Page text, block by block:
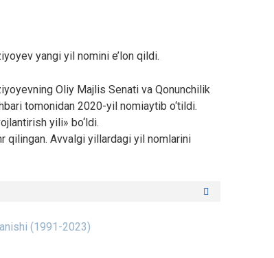
yangi yil nomini e’lon qildi.
Oliy Majlis Senati va Qonunchilik
tomonidan 2020-yil nomiaytib o‘tildi.
yili» bo‘ldi.
qilingan. Avvalgi yillardagi yil nomlarini
(1991-2023)